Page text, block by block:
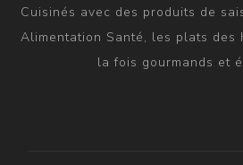
Cuisinés avec des produits de
Alimentation Santé, les plats des
la fois gourmands et